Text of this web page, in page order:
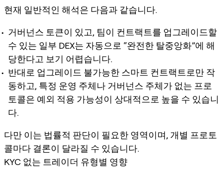
현재 일반적인 해석은 다음과 같습니다.
거버넌스 토큰이 있고, 팀이 컨트랙트를 업그레이드할
수 있는 일부 DEX는 자동으로 “완전한 탈중앙화”에 해
당한다고 보기 어렵습니다.
반대로 업그레이드 불가능한 스마트 컨트랙트로만 작
동하고, 특정 운영 주체나 거버넌스 주체가 없는 프로
토콜은 예외 적용 가능성이 상대적으로 높을 수 있습니
다.
다만 이는 법률적 판단이 필요한 영역이며, 개별 프로토
콜마다 결론이 달라질 수 있습니다.
KYC 없는 트레이더 유형별 영향